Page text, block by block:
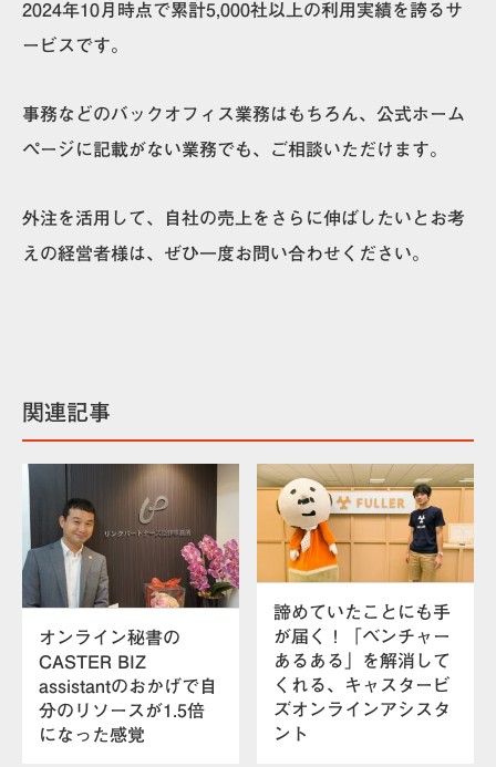
2024年10月時点で累計5,000社以上の利用実績を誇るサ
ービスです。
事務などのバックオフィス業務はもちろん、公式ホーム
ページに記載がない業務でも、ご相談いただけます。
外注を活用して、自社の売上をさらに伸ばしたいとお考
えの経営者様は、ぜひ一度お問い合わせください。
関連記事
オンライン秘書の
CASTER BIZ
assistantのおかげで自
分のリソースが1.5倍
になった感覚
諦めていたことにも手
が届く！「ベンチャー
あるある」を解消して
くれる、キャスタービ
ズオンラインアシスタ
ント